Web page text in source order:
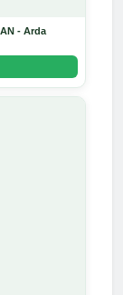
- Arda